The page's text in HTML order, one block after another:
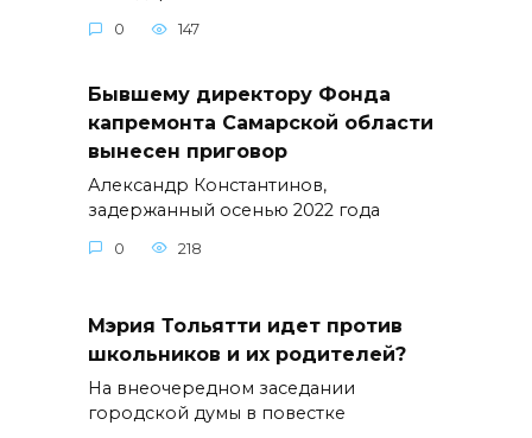
0 147
Бывшему директору Фонда
капремонта Самарской области
вынесен приговор
Александр Константинов,
задержанный осенью 2022 года
0 218
Мэрия Тольятти идет против
школьников и их родителей?
На внеочередном заседании
городской думы в повестке